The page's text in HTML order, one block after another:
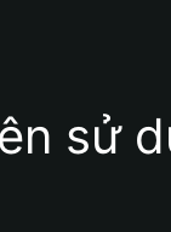
sử